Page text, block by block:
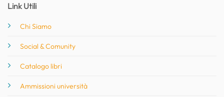
Link Utili
Chi Siamo
Social & Comunity
Catalogo libri
Ammissioni università